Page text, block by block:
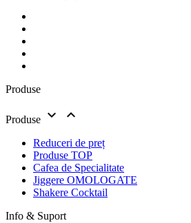
Produse
Produse  
Reduceri de preț
Produse TOP
Cafea de Specialitate
Jiggere OMOLOGATE
Shakere Cocktail
Info & Suport